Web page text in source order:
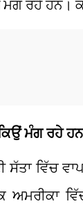
ਰਹੇ ਹਨ।
ਮੰਗ ਰਹੇ
ਸੱਤਾ ਵਿੱਚ